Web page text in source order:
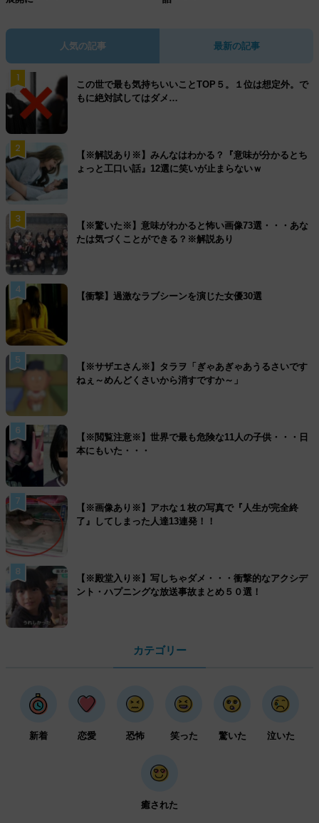
人気の記事 最新の記事
1
この世で最も気持ちいいことTOP５。１位は想定外。で
もに絶対試してはダメ…
2
【※解説あり※】みんなはわかる？『意味が分かるとち
ょっと工口い話』12選に笑いが止まらないｗ
3
【※驚いた※】意味がわかると怖い画像73選・・・あな
たは気づくことができる？※解説あり
4
【衝撃】過激なラブシーンを演じた女優30選
5
【※サザエさん※】タラヲ「ぎゃあぎゃあうるさいです
ねぇ～めんどくさいから消すですか～」
6
【※閲覧注意※】世界で最も危険な11人の子供・・・日
本にもいた・・・
7
【※画像あり※】アホな１枚の写真で『人生が完全終
了』してしまった人達13連発！！
8
【※殿堂入り※】写しちゃダメ・・・衝撃的なアクシデ
ント・ハプニングな放送事故まとめ５０選！
カテゴリー
新着 恋愛 恐怖 笑った 驚いた 泣いた
癒された